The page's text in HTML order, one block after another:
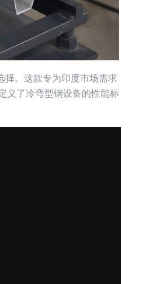
择。这款专为印度市场需求
义了冷弯型钢设备的性能标